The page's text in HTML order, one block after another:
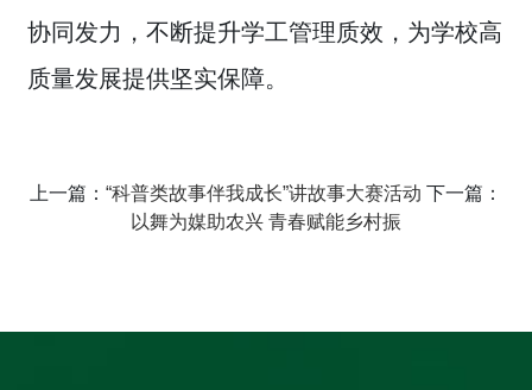
协同发力，不断提升学工管理质效，为学校高
质量发展提供坚实保障。
上一篇： “科普类故事伴我成长”讲故事大赛活动 下一篇：
以舞为媒助农兴 青春赋能乡村振